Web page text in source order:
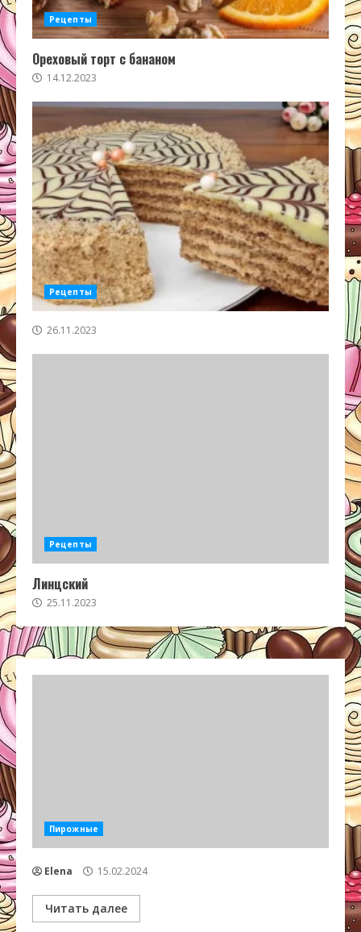
Рецепты
Ореховый торт с бананом
14.12.2023
Рецепты
26.11.2023
Рецепты
Линцский
25.11.2023
Пирожные
Elena 15.02.2024
Читать далее